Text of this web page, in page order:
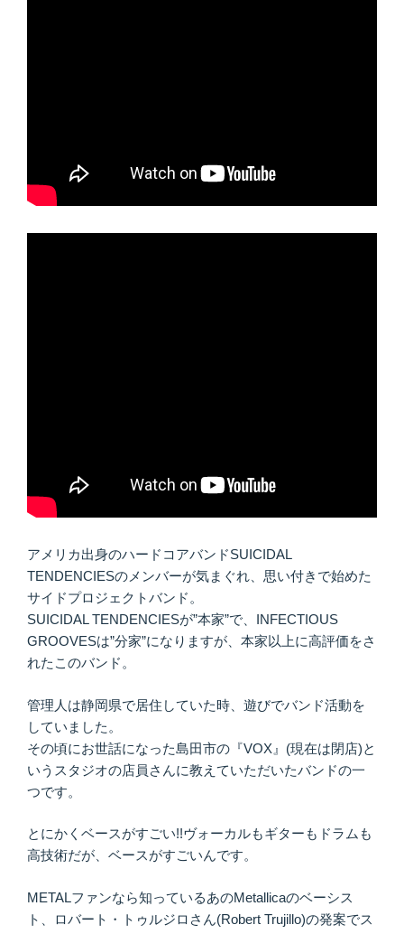
アメリカ出身のハードコアバンドSUICIDAL
TENDENCIESのメンバーが気まぐれ、思い付きで始めた
サイドプロジェクトバンド。
SUICIDAL TENDENCIESが”本家”で、INFECTIOUS
GROOVESは”分家”になりますが、本家以上に高評価をさ
れたこのバンド。
管理人は静岡県で居住していた時、遊びでバンド活動を
していました。
その頃にお世話になった島田市の『VOX』(現在は閉店)と
いうスタジオの店員さんに教えていただいたバンドの一
つです。
とにかくベースがすごい!!ヴォーカルもギターもドラムも
高技術だが、ベースがすごいんです。
METALファンなら知っているあのMetallicaのベーシス
ト、ロバート・トゥルジロさん(Robert Trujillo)の発案でス